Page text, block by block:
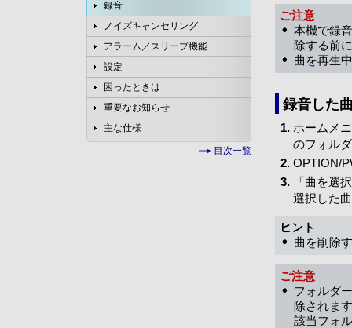
録音
ノイズキャンセリング
アラーム／スリープ機能
設定
困ったときは
重要なお知らせ
主な仕様
目次一覧
ご注意
本機で録
除する前
曲を再生
録音した
ホームメ
のフォル
OPTION/
「曲を選
選択した
ヒント
曲を削除
ご注意
フォルダ
除されま
該当フォ